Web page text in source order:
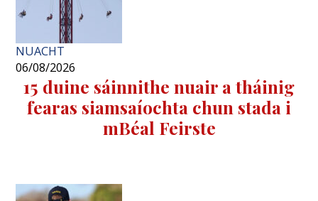
NUACHT
06/08/2026
15 duine sáinnithe nuair a tháinig
fearas siamsaíochta chun stada i
mBéal Feirste